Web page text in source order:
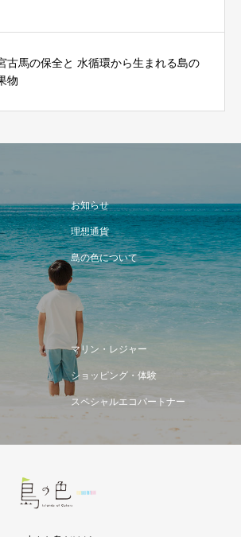
古馬の保全と 水循環から生まれる島の
物
お知らせ
理想通貨
島の色について
マリン・レジャー
ショッピング・体験
スペシャルエコパートナー